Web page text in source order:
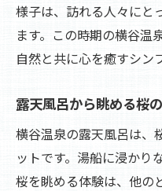
秋色に染まる
温泉で暖まり
写真愛好家にお
心を癒す秋の横
雪景色と共に過ご
静寂の中で楽
様子は、訪れる人々にと
ます。この時期の横谷温
自然と共に心を癒すシン
露天風呂から眺める桜
横谷温泉の露天風呂は、
ットです。湯船に浸かり
桜を眺める体験は、他の